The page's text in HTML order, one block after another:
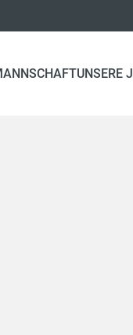
UNSERE